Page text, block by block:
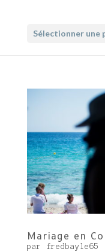
Sélectionner une
Mariage en
par fredbayle65